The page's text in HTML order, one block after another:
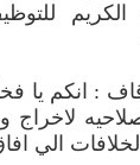
: انكم يا
لاخراج
الي